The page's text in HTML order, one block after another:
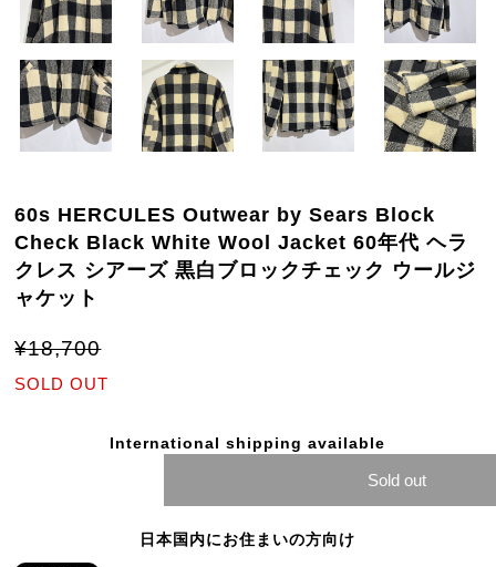
60s HERCULES Outwear by Sears Block
Check Black White Wool Jacket 60年代 ヘラ
クレス シアーズ 黒白ブロックチェック ウールジ
ャケット
¥18,700
SOLD OUT
International shipping available
Sold out
日本国内にお住まいの方向け